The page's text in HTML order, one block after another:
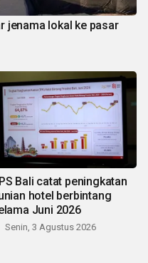
jenama lokal ke pasar
Bali catat peningkatan
hotel berbintang
Juni 2026
Senin, 3 Agustus 2026